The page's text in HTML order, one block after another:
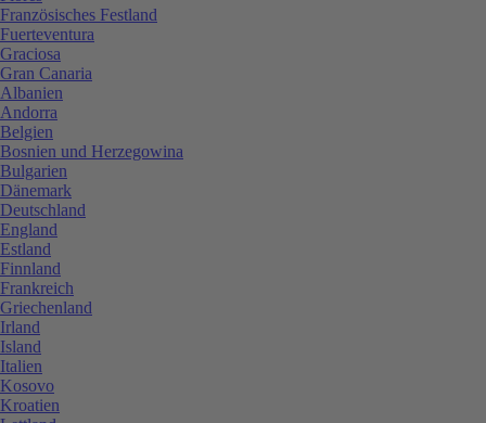
Französisches Festland
Fuerteventura
Graciosa
Gran Canaria
Albanien
Andorra
Belgien
Bosnien und Herzegowina
Bulgarien
Dänemark
Deutschland
England
Estland
Finnland
Frankreich
Griechenland
Irland
Island
Italien
Kosovo
Kroatien